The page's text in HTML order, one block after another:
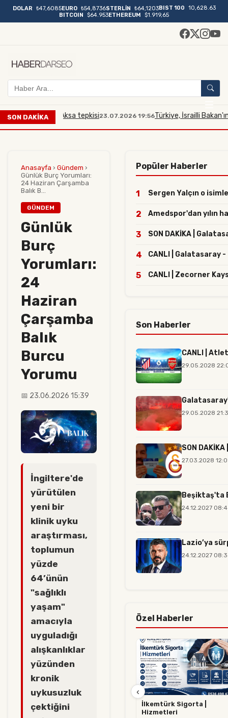
DOLAR ₺47,6085EURO ₺54,8736STERLİN ₺64,1203BIST 100
10,628.63
BITCOIN
$64.953ETHEREUM $1.919,65
SON DAKİKAAksa tepkisi23.07.2026 19:56Türkiye, İsrailli Bakan'ın Mescid-i
Anasayfa › Gündem ›
Günlük Burç Yorumları:
24 Haziran Çarşamba
Balık B...
GÜNDEM
Günlük
Burç
Yorumları:
24
Haziran
Çarşamba
Balık
Burcu
Yorumu
📅 23.06.2026 15:39
İngiltere'de
yürütülen
yeni bir
klinik uyku
araştırması,
toplumun
yüzde
64’ünün
"sağlıklı
yaşam"
amacıyla
uyguladığı
alışkanlıklar
yüzünden
kronik
uykusuzluk
çektiğini
Popüler Haberler
1 Sergen Yalçın o
2 Amedspor'dan yılın
3 SON DAKİKA |
4 CANLI | Galatasaray
5 CANLI | Zecorner
Son Haberler
CANLI |
29.05.2028
29.05.2028
SON
27.03.2028
Beşiktaş'ta
24.12.2027
Lazio’ya
24.12.2027
Özel Haberler
İlkemtürk Sigorta |
Hizmetleri
‹